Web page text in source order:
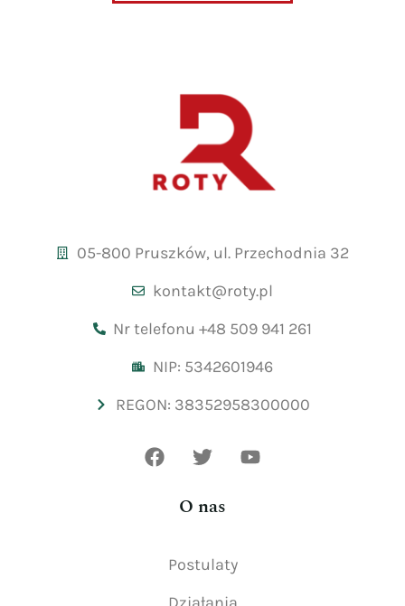
05-800 Pruszków, ul. Przechodnia 32
kontakt@roty.pl
Nr telefonu +48 509 941 261
NIP: 5342601946
REGON: 38352958300000
O nas
Postulaty
Działania